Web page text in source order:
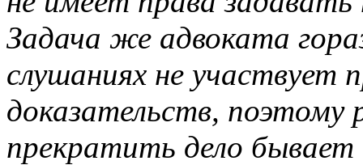
Задача же адвоката
слушаниях не участвует
доказательств,
прекратить дело бывает